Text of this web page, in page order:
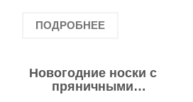
ПОДРОБНЕЕ
Новогодние носки с
пряничными